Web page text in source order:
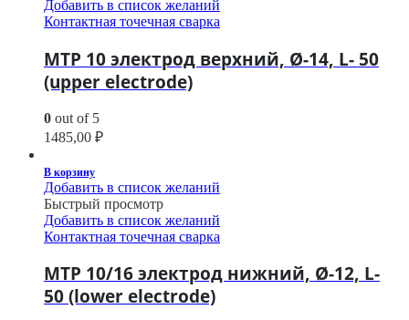
Добавить в список желаний
Контактная точечная сварка
МТР 10 электрод верхний, Ø-14, L- 50
(upper electrode)
0 out of 5
1485,00 ₽
В корзину
Добавить в список желаний
Быстрый просмотр
Добавить в список желаний
Контактная точечная сварка
МТР 10/16 электрод нижний, Ø-12, L-
50 (lower electrode)